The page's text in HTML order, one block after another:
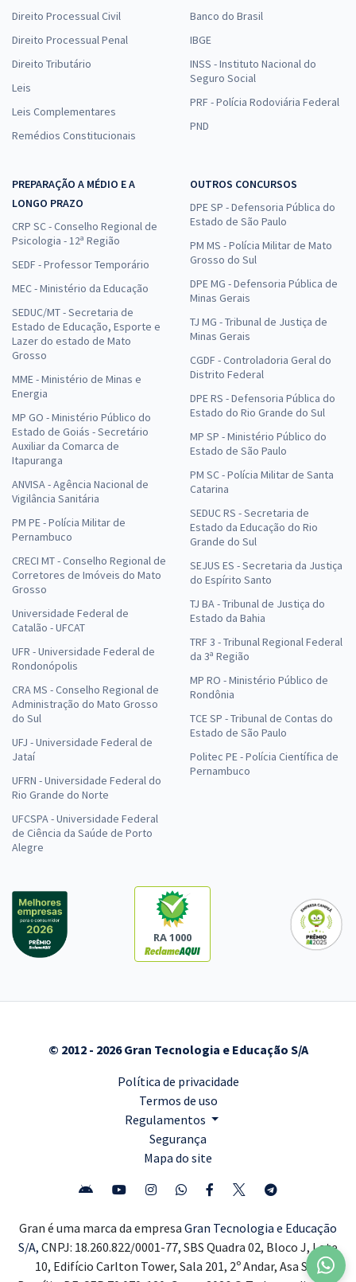
Direito Processual Civil
Direito Processual Penal
Direito Tributário
Leis
Leis Complementares
Remédios Constitucionais
Banco do Brasil
IBGE
INSS - Instituto Nacional do
Seguro Social
PRF - Polícia Rodoviária Federal
PND
PREPARAÇÃO A MÉDIO E A
LONGO PRAZO
CRP SC - Conselho Regional de
Psicologia - 12ª Região
SEDF - Professor Temporário
MEC - Ministério da Educação
SEDUC/MT - Secretaria de
Estado de Educação, Esporte e
Lazer do estado de Mato
Grosso
MME - Ministério de Minas e
Energia
MP GO - Ministério Público do
Estado de Goiás - Secretário
Auxiliar da Comarca de
Itapuranga
ANVISA - Agência Nacional de
Vigilância Sanitária
PM PE - Polícia Militar de
Pernambuco
CRECI MT - Conselho Regional de
Corretores de Imóveis do Mato
Grosso
Universidade Federal de
Catalão - UFCAT
UFR - Universidade Federal de
Rondonópolis
CRA MS - Conselho Regional de
Administração do Mato Grosso
do Sul
UFJ - Universidade Federal de
Jataí
UFRN - Universidade Federal do
Rio Grande do Norte
UFCSPA - Universidade Federal
de Ciência da Saúde de Porto
Alegre
OUTROS CONCURSOS
DPE SP - Defensoria Pública do
Estado de São Paulo
PM MS - Polícia Militar de Mato
Grosso do Sul
DPE MG - Defensoria Pública de
Minas Gerais
TJ MG - Tribunal de Justiça de
Minas Gerais
CGDF - Controladoria Geral do
Distrito Federal
DPE RS - Defensoria Pública do
Estado do Rio Grande do Sul
MP SP - Ministério Público do
Estado de São Paulo
PM SC - Polícia Militar de Santa
Catarina
SEDUC RS - Secretaria de
Estado da Educação do Rio
Grande do Sul
SEJUS ES - Secretaria da Justiça
do Espírito Santo
TJ BA - Tribunal de Justiça do
Estado da Bahia
TRF 3 - Tribunal Regional Federal
da 3ª Região
MP RO - Ministério Público de
Rondônia
TCE SP - Tribunal de Contas do
Estado de São Paulo
Politec PE - Polícia Científica de
Pernambuco
RA 1000
© 2012 - 2026 Gran Tecnologia e Educação S/A
Política de privacidade
Termos de uso
Regulamentos
Segurança
Mapa do site
Gran é uma marca da empresa Gran Tecnologia e Educação
S/A, CNPJ: 18.260.822/0001-77, SBS Quadra 02, Bloco J, Lote
10, Edifício Carlton Tower, Sala 201, 2º Andar, Asa Sul,